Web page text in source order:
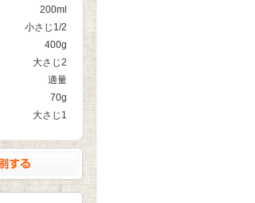
200ml
小さじ1/2
400g
大さじ2
適量
70g
大さじ1